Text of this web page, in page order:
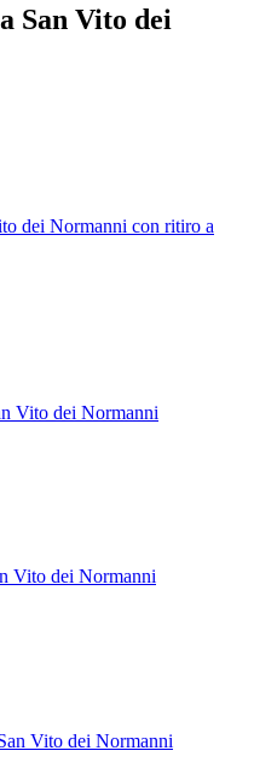
San Vito dei
dei Normanni con ritiro a
Vito dei Normanni
Vito dei Normanni
Vito dei Normanni